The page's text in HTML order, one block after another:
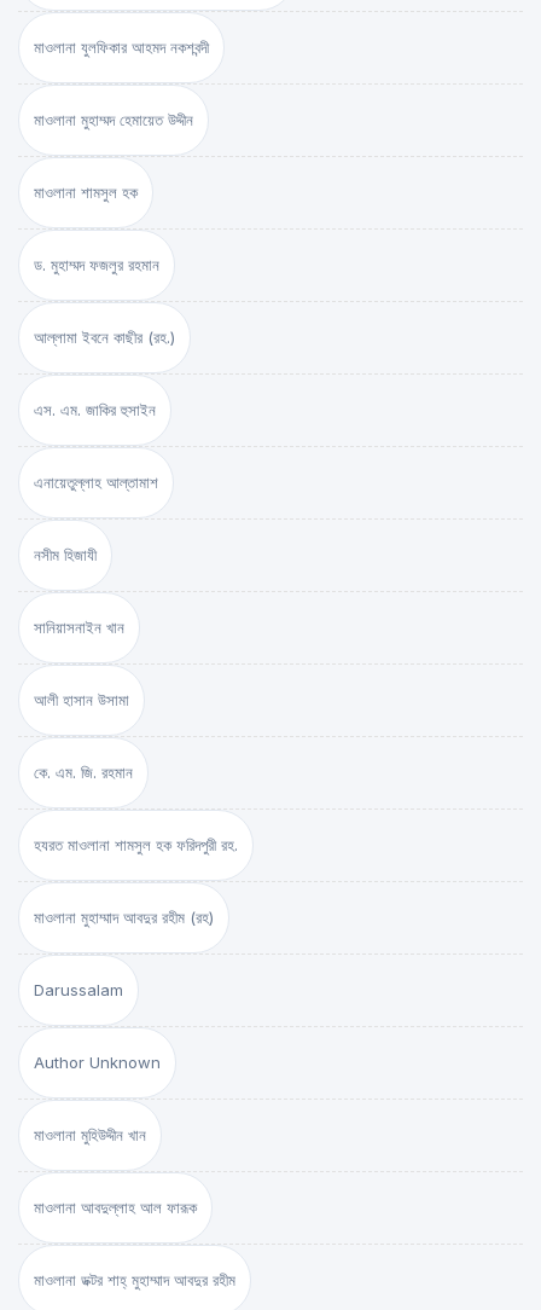
মাওলানা যুলফিকার আহমদ নকশবন্দী
মাওলানা মুহাম্মদ হেমায়েত উদ্দীন
মাওলানা শামসুল হক
ড. মুহাম্মদ ফজলুর রহমান
আল্লামা ইবনে কাছীর (রহ.)
এস. এম. জাকির হুসাইন
এনায়েতুল্লাহ আল্‌তামাশ
নসীম হিজাযী
সানিয়াসনাইন খান
আলী হাসান উসামা
কে. এম. জি. রহমান
হযরত মাওলানা শামসুল হক ফরিদপুরী রহ.
মাওলানা মুহাম্মাদ আবদুর রহীম (রহ)
Darussalam
Author Unknown
মাওলানা মুহিউদ্দীন খান
মাওলানা আবদুল্লাহ আল ফারূক
মাওলানা ডক্টর শাহ্‌ মুহাম্মাদ আবদুর রহীম